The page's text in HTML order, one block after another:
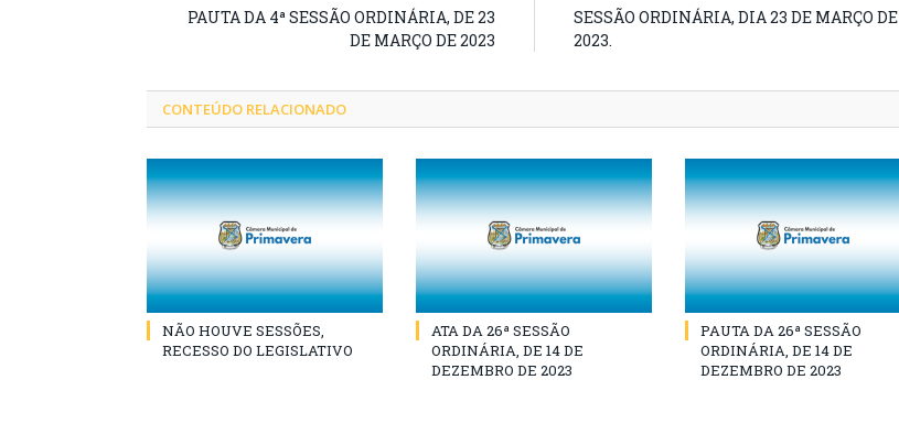
PAUTA DA 4ª SESSÃO ORDINÁRIA, DE 23
DE MARÇO DE 2023
SESSÃO ORDINÁRIA, DIA 23 DE MARÇO DE
2023.
CONTEÚDO RELACIONADO
NÃO HOUVE SESSÕES,
RECESSO DO LEGISLATIVO
ATA DA 26ª SESSÃO
ORDINÁRIA, DE 14 DE
DEZEMBRO DE 2023
PAUTA DA 26ª SESSÃO
ORDINÁRIA, DE 14 DE
DEZEMBRO DE 2023